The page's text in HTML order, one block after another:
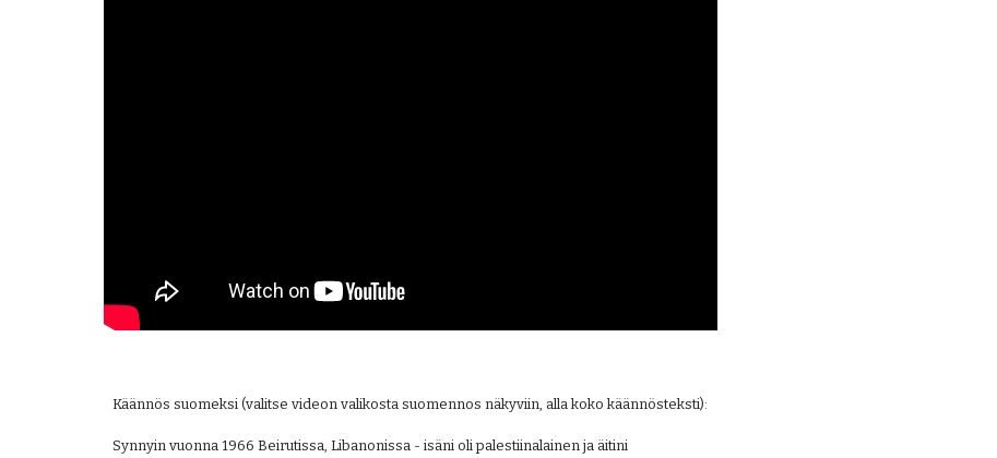
Käännös suomeksi (valitse videon valikosta suomennos näkyviin, alla koko käännösteksti):
Synnyin vuonna 1966 Beirutissa, Libanonissa - isäni oli palestiinalainen ja äitini